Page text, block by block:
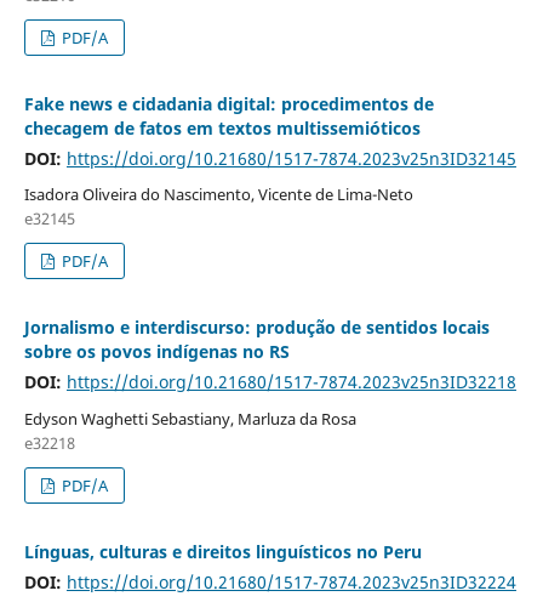
PDF/A
Fake news e cidadania digital: procedimentos de
checagem de fatos em textos multissemióticos
DOI: https://doi.org/10.21680/1517-7874.2023v25n3ID32145
Isadora Oliveira do Nascimento, Vicente de Lima-Neto
e32145
PDF/A
Jornalismo e interdiscurso: produção de sentidos locais
sobre os povos indígenas no RS
DOI: https://doi.org/10.21680/1517-7874.2023v25n3ID32218
Edyson Waghetti Sebastiany, Marluza da Rosa
e32218
PDF/A
Línguas, culturas e direitos linguísticos no Peru
DOI: https://doi.org/10.21680/1517-7874.2023v25n3ID32224